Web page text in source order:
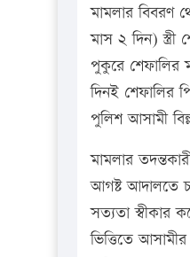
মামলার বিবরণ
মাস ২ দিন)
পুকুরে শেফালির
দিনই শেফালির
পুলিশ আসামী
মামলার
আগষ্ট আদালতে
সত্যতা স্বীকার
ভিত্তিতে